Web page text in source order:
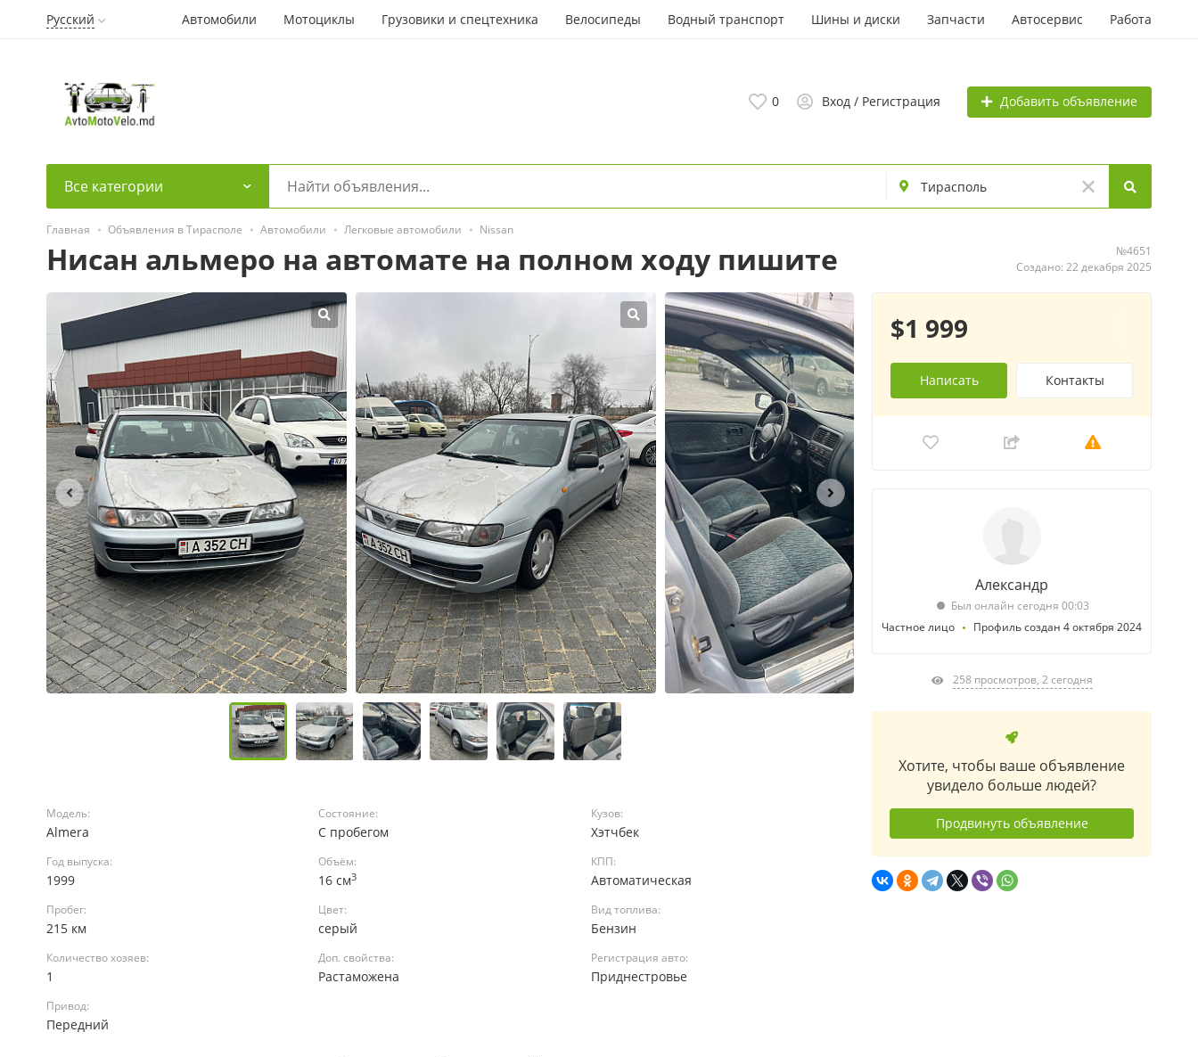
Русский Автомобили Мотоциклы Грузовики и спецтехника Велосипеды Водный транспорт Шины и диски Запчасти Автосервис Работа
0 Вход / Регистрация Добавить объявление
Все категории
Главная Объявления в Тирасполе Автомобили Легковые автомобили Nissan
Нисан альмеро на автомате на полном ходу пишите
№4651
Создано: 22 декабря 2025
Модель:
Almera
Состояние:
С пробегом
Кузов:
Хэтчбек
Год выпуска:
1999
Объём:
16 см3
КПП:
Автоматическая
Пробег:
215 км
Цвет:
серый
Вид топлива:
Бензин
Количество хозяев:
1
Доп. свойства:
Растаможена
Регистрация авто:
Приднестровье
Привод:
Передний
$1 999
Написать Контакты
Александр
Был онлайн сегодня 00:03
Частное лицо
Профиль создан 4 октября 2024
258 просмотров, 2 сегодня
Хотите, чтобы ваше объявление
увидело больше людей?
Продвинуть объявление